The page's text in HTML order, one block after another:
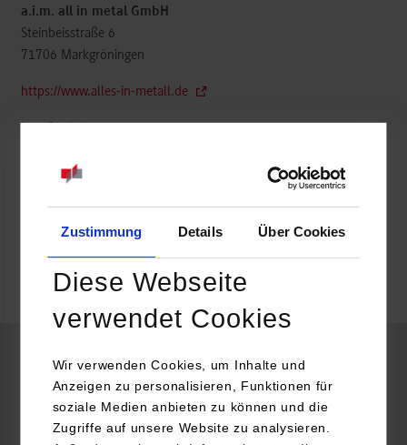
Zustimmung Details Über Cookies
Diese Webseite
verwendet Cookies
Wir verwenden Cookies, um Inhalte und
Anzeigen zu personalisieren, Funktionen für
soziale Medien anbieten zu können und die
Zugriffe auf unsere Website zu analysieren.
a.i.m. all in metal GmbH
Steinbeisstraße 6
71706 Markgröningen
https://www.alles-in-metall.de
BWL-Dienstleistungsmanagement-Media, Vertrieb und
Kommunikation